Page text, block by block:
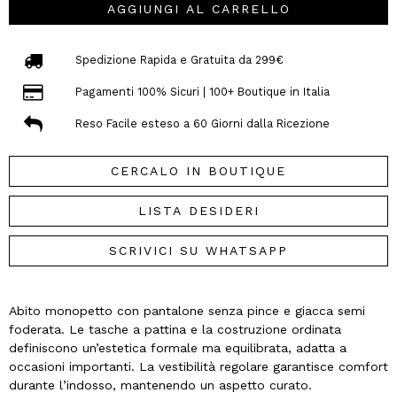
AGGIUNGI AL CARRELLO
Spedizione Rapida e Gratuita da 299€
Pagamenti 100% Sicuri | 100+ Boutique in Italia
Reso Facile esteso a 60 Giorni dalla Ricezione
CERCALO IN BOUTIQUE
LISTA DESIDERI
SCRIVICI SU WHATSAPP
Abito monopetto con pantalone senza pince e giacca semi
foderata. Le tasche a pattina e la costruzione ordinata
definiscono un’estetica formale ma equilibrata, adatta a
occasioni importanti. La vestibilità regolare garantisce comfort
durante l’indosso, mantenendo un aspetto curato.